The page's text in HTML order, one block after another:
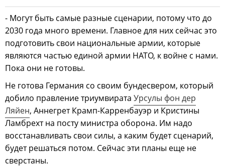
- Могут быть самые разные сценарии, потому что до
2030 года много времени. Главное для них сейчас это
подготовить свои национальные армии, которые
являются частью единой армии НАТО, к войне с нами.
Пока они не готовы.
Не готова Германия со своим бундесвером, который
добило правление триумвирата Урсулы фон дер
Ляйен, Аннегрет Крамп-Карренбауэр и Кристины
Ламбрехт на посту министра оборона. Им надо
восстанавливать свои силы, а каким будет сценарий,
будет решаться потом. Сейчас эти планы еще не
сверстаны.